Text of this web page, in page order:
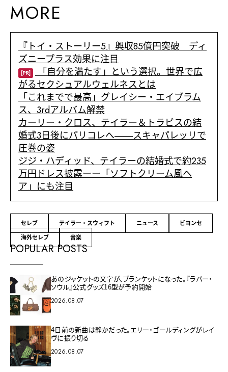
MORE
『トイ・ストーリー5』興収85億円突破 ディ
ズニープラス効果に注目
[PR] 「自分を満たす」という選択。世界で広
がるセクシュアルウェルネスとは
「これまでで最高」グレイシー・エイブラム
ス、3rdアルバム解禁
カーリー・クロス、テイラー＆トラビスの結
婚式3日後にパリコレへ――スキャパレッリで
圧巻の姿
ジジ・ハディッド、テイラーの結婚式で約235
万円ドレス披露ーー「ソフトクリーム風ヘ
ア」にも注目
セレブ テイラー・スウィフト ニュース
ビヨンセ
海外セレブ
音楽
POPULAR POSTS
あのジャケットの文字が、ブランケットになった。『ラバー・
ソウル』公式グッズ16型が予約開始
2026.08.07
4日前の新曲は静かだった。エリー・ゴールディングがレイ
ヴに振り切る
2026.08.07